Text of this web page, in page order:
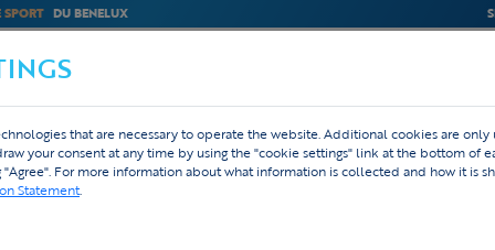
SPORT DU BENELUX
BEDRIJVEN
that are necessary to operate the website. Additional cookies are only
your consent at any time by using the "cookie settings" link at the bottom of
For more information about what information is collected and how it is
Statement.